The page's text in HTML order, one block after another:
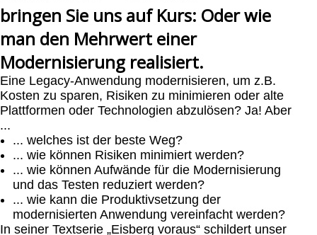
bringen Sie uns auf Kurs: Oder wie
man den Mehrwert einer
Modernisierung realisiert.
Eine Legacy-Anwendung modernisieren, um z.B.
Kosten zu sparen, Risiken zu minimieren oder alte
Plattformen oder Technologien abzulösen? Ja! Aber
...
... welches ist der beste Weg?
... wie können Risiken minimiert werden?
... wie können Aufwände für die Modernisierung
und das Testen reduziert werden?
... wie kann die Produktivsetzung der
modernisierten Anwendung vereinfacht werden?
In seiner Textserie „Eisberg voraus“ schildert unser